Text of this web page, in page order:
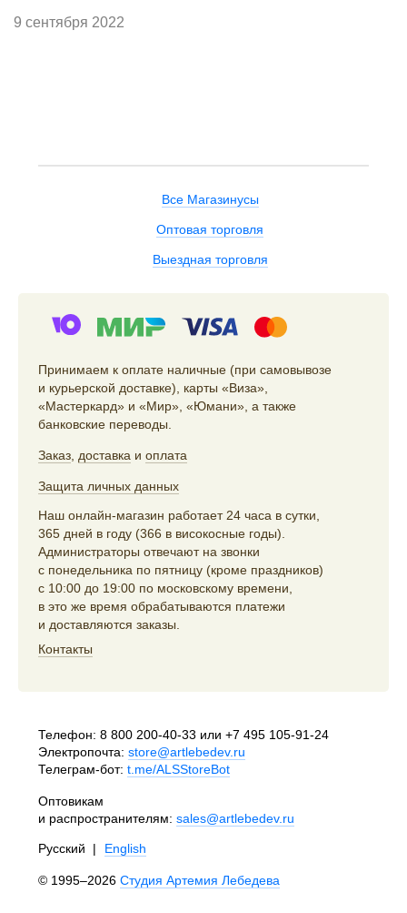
9 сентября 2022
Все Магазинусы
Оптовая торговля
Выездная торговля
Принимаем к оплате наличные (при самовывозе
и курьерской доставке), карты «Виза»,
«Мастеркард» и «Мир», «Юмани», а также
банковские переводы.
Заказ доставка и оплата
Защита личных данных
Наш онлайн-магазин работает 24 часа в сутки,
365 дней в году (366 в високосные годы).
Администраторы отвечают на звонки
с понедельника по пятницу (кроме праздников)
с 10:00 до 19:00 по московскому времени,
в это же время обрабатываются платежи
и доставляются заказы.
Контакты
Телефон: 8 800 200-40-33 или +7 495 105-91-24
Электропочта: store@artlebedev.ru
Телеграм-бот: t.me/ALSStoreBot
Оптовикам
и распространителям: sales@artlebedev.ru
Русский | English
© 1995–2026 Студия Артемия Лебедева